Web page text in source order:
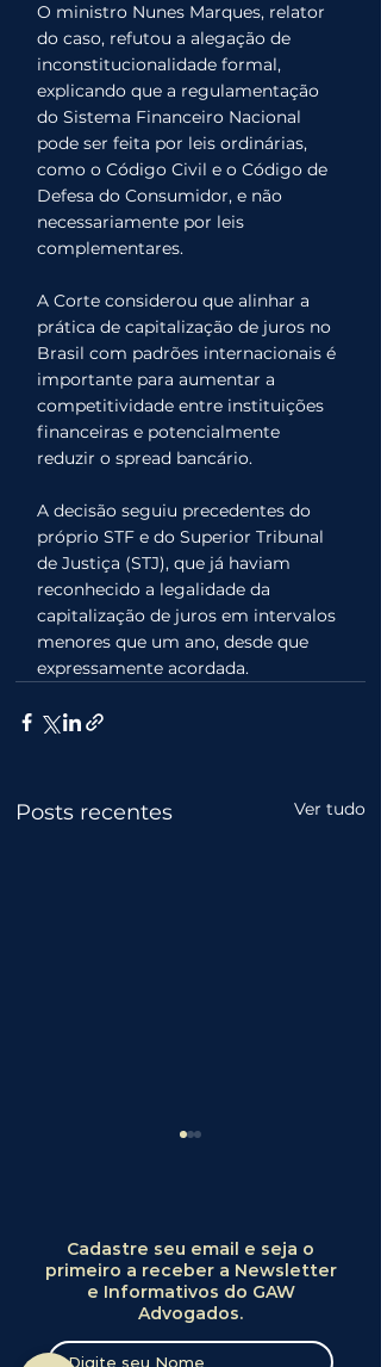
O ministro Nunes Marques, relator
do caso, refutou a alegação de
inconstitucionalidade formal,
explicando que a regulamentação
do Sistema Financeiro Nacional
pode ser feita por leis ordinárias,
como o Código Civil e o Código de
Defesa do Consumidor, e não
necessariamente por leis
complementares.
A Corte considerou que alinhar a
prática de capitalização de juros no
Brasil com padrões internacionais é
importante para aumentar a
competitividade entre instituições
financeiras e potencialmente
reduzir o spread bancário.
A decisão seguiu precedentes do
próprio STF e do Superior Tribunal
de Justiça (STJ), que já haviam
reconhecido a legalidade da
capitalização de juros em intervalos
menores que um ano, desde que
expressamente acordada.
Posts recentes Ver tudo
Expertise na
Who Represents
Cadastre seu email e seja o
primeiro a receber a Newsletter
e Informativos do GAW
Advogados.